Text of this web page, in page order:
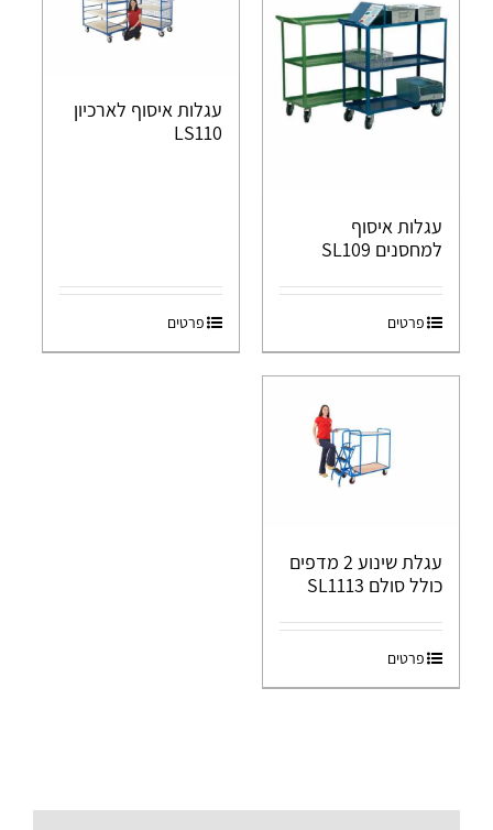
עגלות איסוף
למחסנים SL109
פרטים
עגלות איסוף לארכיון
LS110
פרטים
עגלת שינוע 2 מדפים
כולל סולם SL1113
פרטים